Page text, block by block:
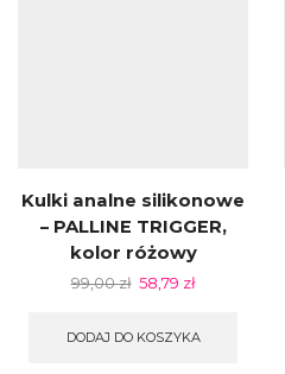
Kulki analne silikonowe
– PALLINE TRIGGER,
kolor różowy
99,00zł 58,79 zł
DODAJ DO KOSZYKA